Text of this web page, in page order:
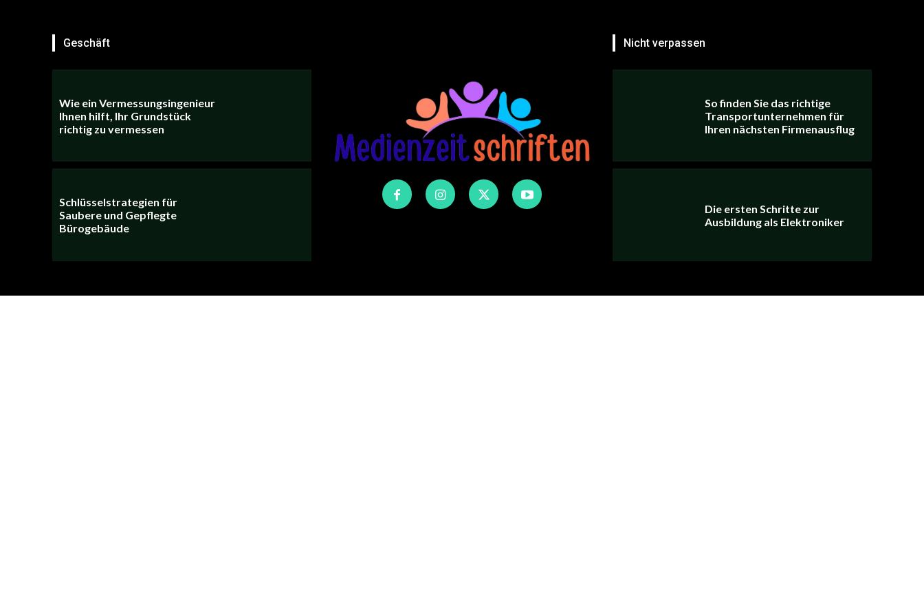
Geschäft
Wie ein Vermessungsingenieur
Ihnen hilft, Ihr Grundstück
richtig zu vermessen
Schlüsselstrategien für
Saubere und Gepflegte
Bürogebäude
Nicht verpassen
So finden Sie das richtige
Transportunternehmen für
Ihren nächsten Firmenausflug
Die ersten Schritte zur
Ausbildung als Elektroniker